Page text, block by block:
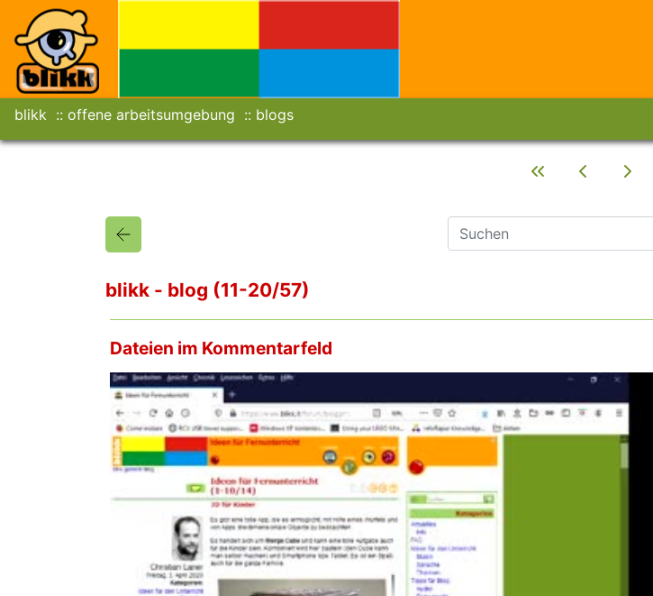
blikk offene arbeitsumgebung blogs
blikk - blog (11-20/57)
Dateien im Kommentarfeld